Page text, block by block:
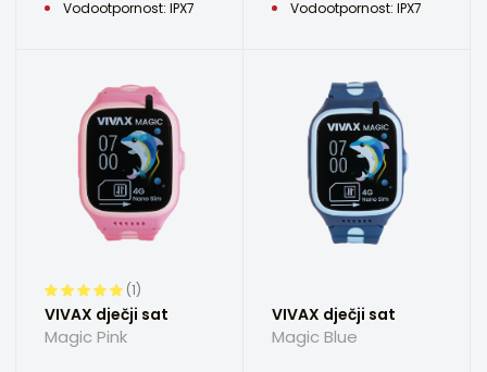
Vodootpornost: IPX7
Vodootpornost: IPX7
(1)
VIVAX dječji sat
Magic Pink
VIVAX dječji sat
Magic Blue